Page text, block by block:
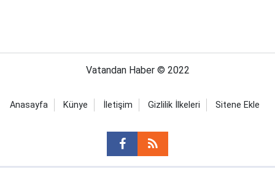
Vatandan Haber © 2022
Anasayfa Künye İletişim Gizlilik İlkeleri Sitene Ekle